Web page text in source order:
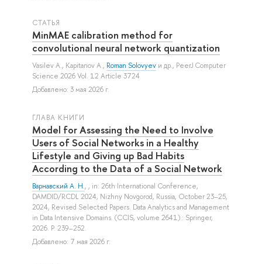
СТАТЬЯ
MinMAE calibration method for
convolutional neural network quantization
Vasilev A., Kapitanov A., Roman Solovyev и др., PeerJ Computer
Science 2026 Vol. 12 Article 3724
Добавлено: 3 мая 2026 г.
ГЛАВА КНИГИ
Model for Assessing the Need to Involve
Users of Social Networks in a Healthy
Lifestyle and Giving up Bad Habits
According to the Data of a Social Network
Варнавский А. Н., , in: 26th International Conference,
DAMDID/RCDL 2024, Nizhny Novgorod, Russia, October 23–25,
2024, Revised Selected Papers. Data Analytics and Management
in Data Intensive Domains. (CCIS, volume 2641).: Springer,
2026. P. 239–252.
Добавлено: 7 мая 2026 г.